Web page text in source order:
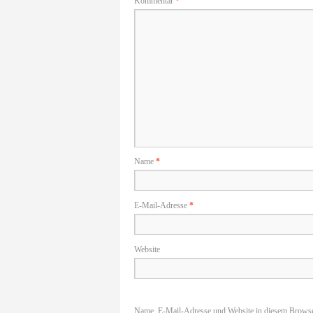
Name *
E-Mail-Adresse *
Website
Name, E-Mail-Adresse und Website in diesem